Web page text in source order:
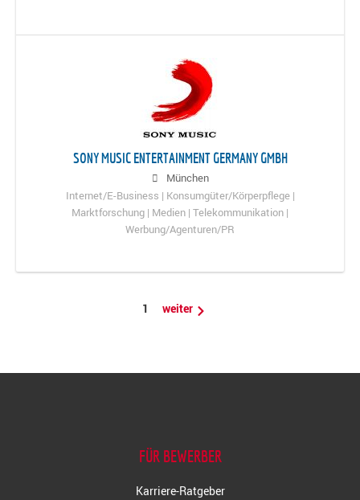
SONY MUSIC ENTERTAINMENT GERMANY GMBH
München
Internet/E-Business | Konsumgüter/Körperpflege |
Marktforschung | Medien | Telekommunikation |
Werbung/Agenturen/PR
1 weiter
FÜR BEWERBER
Karriere-Ratgeber